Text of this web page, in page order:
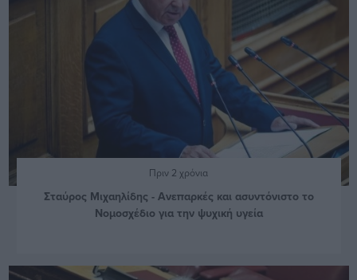
Πριν 2 χρόνια
Σταύρος Μιχαηλίδης - Ανεπαρκές και ασυντόνιστο το
Νομοσχέδιο για την ψυχική υγεία